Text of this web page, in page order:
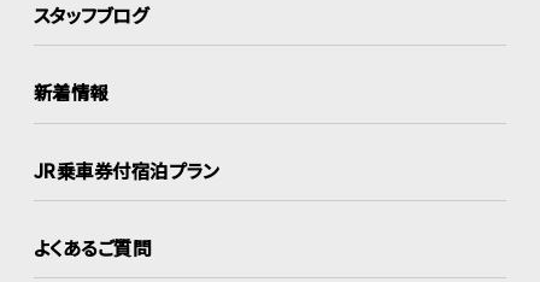
スタッフブログ
新着情報
JR乗車券付宿泊プラン
よくあるご質問